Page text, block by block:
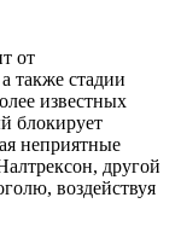
от
также стадии
известных
блокирует
неприятные
другой
воздействуя